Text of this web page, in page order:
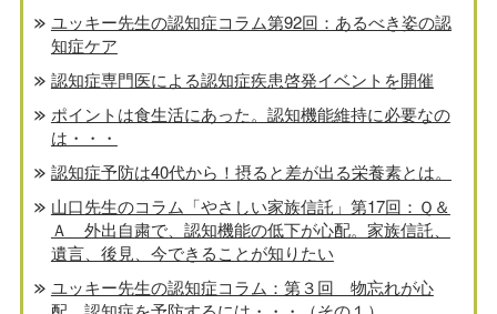
ユッキー先生の認知症コラム第92回：あるべき姿の認
知症ケア
認知症専門医による認知症疾患啓発イベントを開催
ポイントは食生活にあった。認知機能維持に必要なの
は・・・
認知症予防は40代から！摂ると差が出る栄養素とは。
山口先生のコラム「やさしい家族信託」第17回：Ｑ＆
Ａ 外出自粛で、認知機能の低下が心配。家族信託、
遺言、後見、今できることが知りたい
ユッキー先生の認知症コラム：第３回 物忘れが心